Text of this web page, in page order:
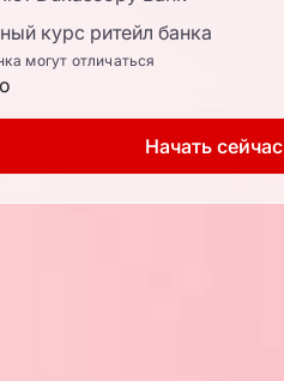
курс ритейл банка
могут отличаться
Начать сейчас